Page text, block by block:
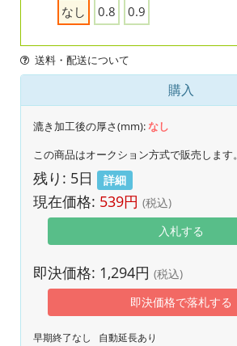
なし
0.8 0.9
送料・配送について
購入
漉き加工後の厚さ(mm):なし
この商品はオークション方式で販売します。
残り: 5日 詳細
現在価格: 539円 (税込)
入札する
即決価格: 1,294円 (税込)
即決価格で落札する
早期終了なし 自動延長あり